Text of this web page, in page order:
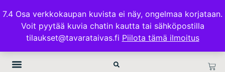
7.4 Osa verkkokaupan kuvista ei näy, ongelmaa korjataan.
Voit pyytää kuvia chatin kautta tai sähköpostilla
tilaukset@tavarataivas.fi Piilota tämä ilmoitus
ILMAINEN TOIMITUS 100€ TILAUKSISSA
TAVARATAIVAS.FI